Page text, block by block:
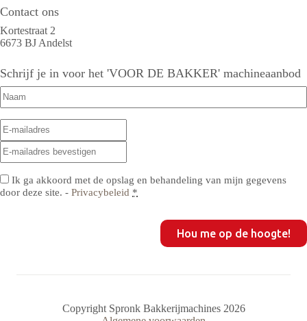
Contact ons
Kortestraat 2
6673 BJ Andelst
Schrijf je in voor het 'VOOR DE BAKKER' machineaanbod
Naam
E-
mailadres(Vereist)
Privacy(Vereist)
Ik ga akkoord met de opslag en behandeling van mijn gegevens
door deze site. - Privacybeleid *
Copyright Spronk Bakkerijmachines 2026